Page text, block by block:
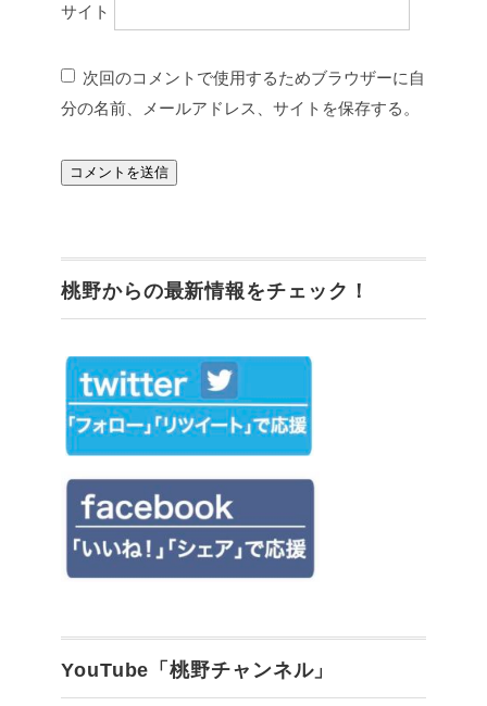
サイト
次回のコメントで使用するためブラウザーに自
分の名前、メールアドレス、サイトを保存する。
桃野からの最新情報をチェック！
YouTube「桃野チャンネル」